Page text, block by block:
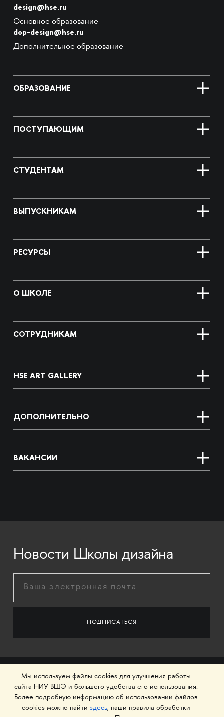
design@hse.ru
Основное образование
dop-design@hse.ru
Дополнительное образование
ОБРАЗОВАНИЕ
ПОСТУПАЮЩИМ
СТУДЕНТАМ
ВЫПУСКНИКАМ
РЕСУРСЫ
О ШКОЛЕ
СОТРУДНИКАМ
HSE ART GALLERY
ДОПОЛНИТЕЛЬНО
ВАКАНСИИ
Новости Школы дизайна
Мы используем файлы cookies для улучшения работы
сайта НИУ ВШЭ и большего удобства его использования.
Более подробную информацию об использовании файлов
cookies можно найти здесь, наши правила обработки